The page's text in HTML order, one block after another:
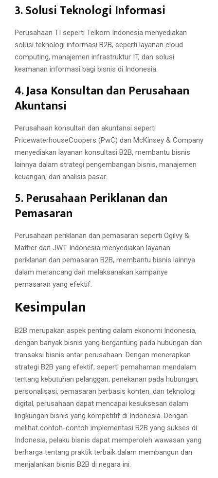
3. Solusi Teknologi Informasi
Perusahaan TI seperti Telkom Indonesia menyediakan
solusi teknologi informasi B2B, seperti layanan cloud
computing, manajemen infrastruktur IT, dan solusi
keamanan informasi bagi bisnis di Indonesia.
4. Jasa Konsultan dan Perusahaan
Akuntansi
Perusahaan konsultan dan akuntansi seperti
PricewaterhouseCoopers (PwC) dan McKinsey & Company
menyediakan layanan konsultasi B2B, membantu bisnis
lainnya dalam strategi pengembangan bisnis, manajemen
keuangan, dan analisis pasar.
5. Perusahaan Periklanan dan
Pemasaran
Perusahaan periklanan dan pemasaran seperti Ogilvy &
Mather dan JWT Indonesia menyediakan layanan
periklanan dan pemasaran B2B, membantu bisnis lainnya
dalam merancang dan melaksanakan kampanye
pemasaran yang efektif.
Kesimpulan
B2B merupakan aspek penting dalam ekonomi Indonesia,
dengan banyak bisnis yang bergantung pada hubungan dan
transaksi bisnis antar perusahaan. Dengan menerapkan
strategi B2B yang efektif, seperti pemahaman mendalam
tentang kebutuhan pelanggan, penekanan pada hubungan,
personalisasi, pemasaran berbasis konten, dan teknologi
digital, perusahaan dapat mencapai kesuksesan dalam
lingkungan bisnis yang kompetitif di Indonesia. Dengan
melihat contoh-contoh implementasi B2B yang sukses di
Indonesia, pelaku bisnis dapat memperoleh wawasan yang
berharga tentang praktik terbaik dalam membangun dan
menjalankan bisnis B2B di negara ini.